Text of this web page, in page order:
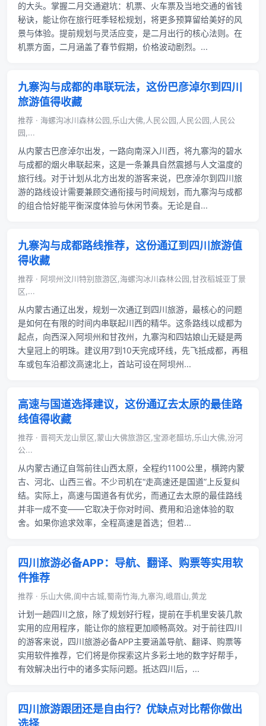
的大头。掌握二月交通避坑：机票、火车票及当地交通的省钱
秘诀，能让你在旅行旺季轻松规划，将更多预算留给美好的风
景与体验。提前规划与灵活应变，是二月出行的核心法则。在
机票方面，二月涵盖了春节假期，价格波动剧烈。...
九寨沟与成都的串联玩法，这份巴彦淖尔到四川
旅游值得收藏
推荐 · 海螺沟冰川森林公园,乐山大佛,人民公园,人民公园,人民公
园,...
从内蒙古巴彦淖尔出发，一路向南深入川西，将九寨沟的碧水
与成都的烟火串联起来，这是一条兼具自然震撼与人文温度的
旅行线。对于计划从北方出发的游客来说，巴彦淖尔到四川旅
游的路线设计需要兼顾交通衔接与时间规划，而九寨沟与成都
的组合恰好能平衡深度体验与休闲节奏。无论是自...
九寨沟与成都路线推荐，这份通辽到四川旅游值
得收藏
推荐 · 阿坝州汶川特别旅游区,海螺沟冰川森林公园,甘孜稻城亚丁景
区,...
从内蒙古通辽出发，规划一次通辽到四川旅游，最核心的问题
是如何在有限的时间内串联起川西的精华。这条路线以成都为
起点，向西深入阿坝州和甘孜州，九寨沟和四姑娘山无疑是两
大皇冠上的明珠。建议用7到10天完成环线，先飞抵成都，再租
车或包车沿都汶高速北上，首站可设在阿坝州...
高速与国道选择建议，这份通辽去太原的最佳路
线值得收藏
推荐 · 晋祠天龙山景区,蒙山大佛旅游区,宝源老醋坊,乐山大佛,汾河
公...
从内蒙古通辽自驾前往山西太原，全程约1100公里，横跨内蒙
古、河北、山西三省。不少司机在“走高速还是国道”上反复纠
结。实际上，高速与国道各有优劣，而通辽去太原的最佳路线
并非一成不变——它取决于你对时间、费用和沿途体验的取
舍。如果你追求效率，全程高速是首选；但若...
四川旅游必备APP：导航、翻译、购票等实用软
件推荐
推荐 · 乐山大佛,阆中古城,蜀南竹海,九寨沟,峨眉山,黄龙
计划一趟四川之旅，除了规划好行程，提前在手机里安装几款
实用的应用程序，能让你的旅程更加顺畅高效。对于前往四川
的游客来说，四川旅游必备APP主要涵盖导航、翻译、购票等
实用软件推荐，它们将是你探索这片多彩土地的数字好帮手，
有效解决出行中的诸多实际问题。抵达四川后，...
四川旅游跟团还是自由行？优缺点对比帮你做出